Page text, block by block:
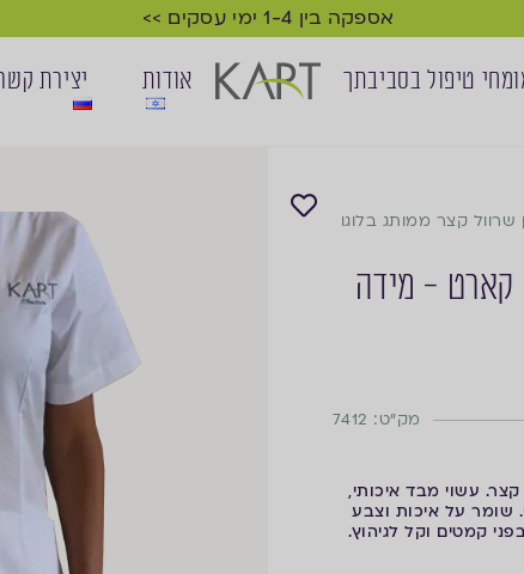
אספקה בין 1-4 ימי עסקים >>
טיפול בסביבתך אודות יצירת
שרוול קצר ממותג בלוגו
קארט - מידה
מק"ט: 7412
עשוי מבד איכותי,
שומר על איכות וצבע
קמטים וקל לגיהוץ.